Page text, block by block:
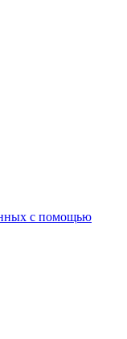
с помощью